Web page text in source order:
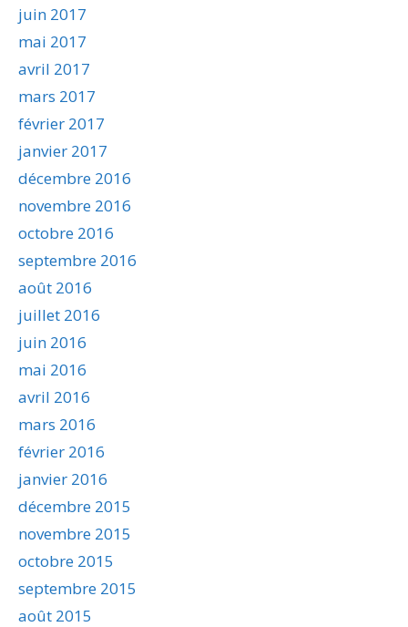
juin 2017
mai 2017
avril 2017
mars 2017
février 2017
janvier 2017
décembre 2016
novembre 2016
octobre 2016
septembre 2016
août 2016
juillet 2016
juin 2016
mai 2016
avril 2016
mars 2016
février 2016
janvier 2016
décembre 2015
novembre 2015
octobre 2015
septembre 2015
août 2015